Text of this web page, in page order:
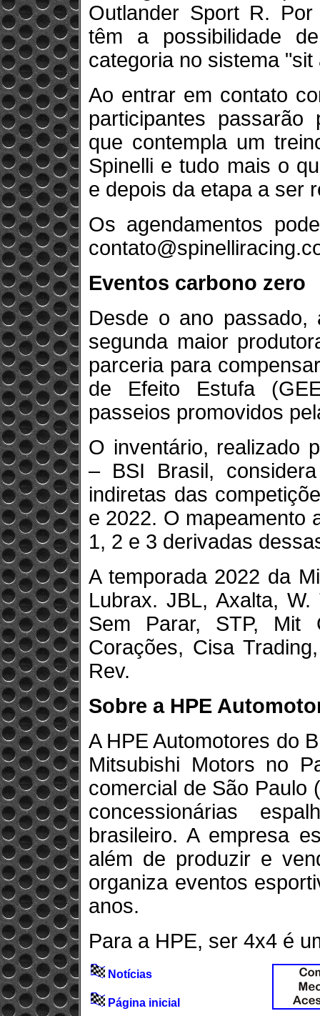
Outlander Sport R.
têm a possibilidade
categoria no sistema "sit
Ao entrar em contato
participantes
que contempla um
Spinelli e tudo mais o
e depois da etapa a ser
Os agendamentos
Eventos carbono zero
Desde o ano
segunda maior
parceria para
de Efeito Estufa
passeios promovidos
O inventário, realizado
– BSI Brasil,
indiretas das
e 2022. O mapeamento
1, 2 e 3 derivadas
A temporada 2022 da
Lubrax. JBL, Axalta,
Sem Parar, STP, Mit
Corações, Cisa
Rev.
Sobre a HPE
A HPE Automotores do
Mitsubishi Motors no
comercial de São Paulo
concessionárias
brasileiro. A empresa
além de produzir e
organiza eventos
anos.
Para a HPE, ser 4x4 é
Notícias
Página inicial